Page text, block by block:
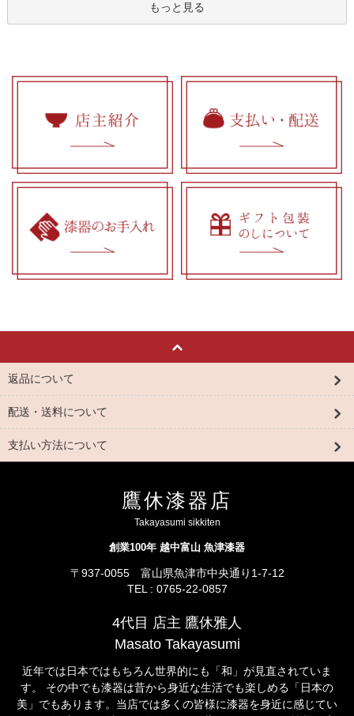
もっと見る
返品について
配送・送料について
支払い方法について
鷹休漆器店
Takayasumi sikkiten
創業100年 越中富山 魚津漆器
〒937-0055 富山県魚津市中央通り1-7-12
TEL : 0765-22-0857
4代目 店主 鷹休雅人
Masato Takayasumi
近年では日本ではもちろん世界的にも「和」が見直されていま
す。 その中でも漆器は昔から身近な生活でも楽しめる「日本の
美」でもあります。当店では多くの皆様に漆器を身近に感じてい